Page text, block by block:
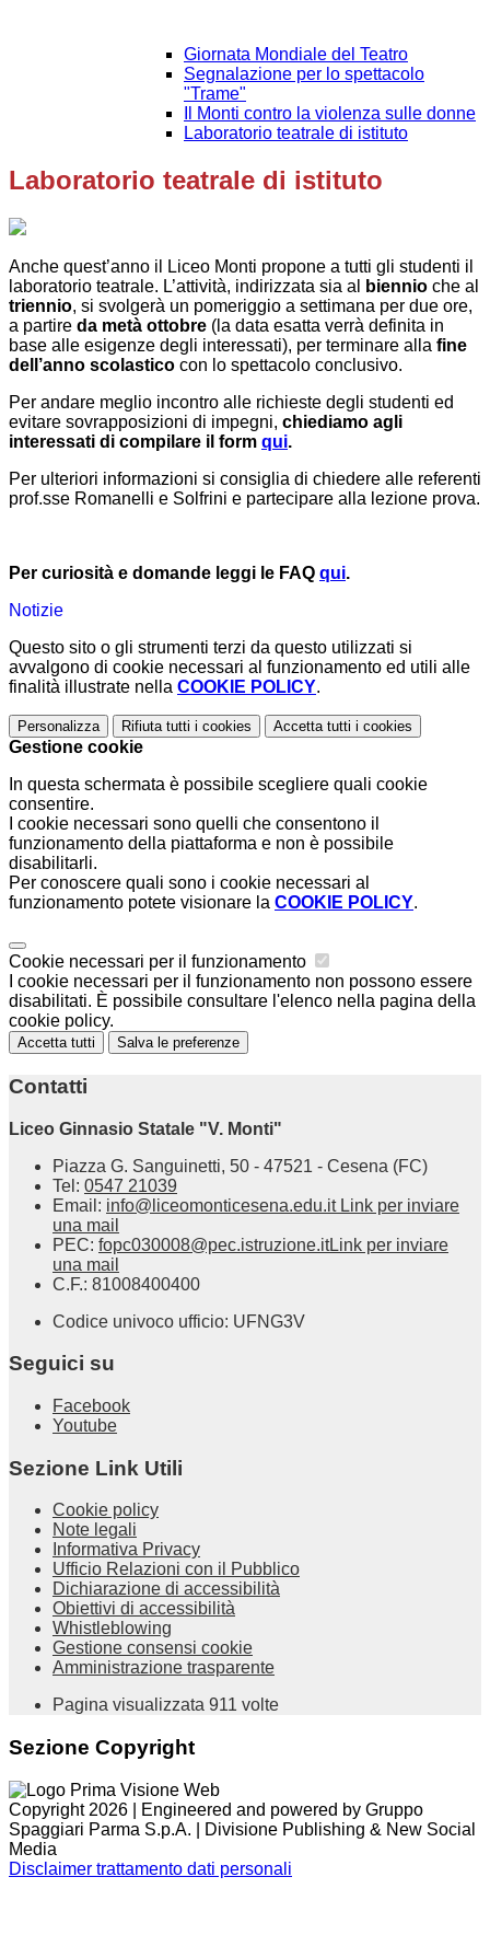
Giornata Mondiale del Teatro
Segnalazione per lo spettacolo
"Trame"
Il Monti contro la violenza sulle donne
Laboratorio teatrale di istituto
Laboratorio teatrale di istituto
Anche quest’anno il Liceo Monti propone a tutti gli studenti il
laboratorio teatrale. L’attività, indirizzata sia al
biennio che al
triennio, si svolgerà un pomeriggio a settimana per due ore,
a partire da metà ottobre (la data esatta verrà definita in
base alle esigenze degli interessati), per terminare alla fine
dell’anno scolastico con lo spettacolo conclusivo.
Per andare meglio incontro alle richieste degli studenti ed
evitare sovrapposizioni di impegni, chiediamo agli
interessati di compilare il form qui.
Per ulteriori informazioni si consiglia di chiedere alle referenti
prof.sse Romanelli e Solfrini e partecipare alla lezione prova.
Per curiosità e domande leggi le FAQ qui.
Notizie
Questo sito o gli strumenti terzi da questo utilizzati si
avvalgono di cookie necessari al funzionamento ed utili alle
finalità illustrate nella COOKIE POLICY.
Personalizza Rifiuta tutti i cookies Accetta tutti i cookies
Gestione cookie
In questa schermata è possibile scegliere quali cookie
consentire.
I cookie necessari sono quelli che consentono il
funzionamento della piattaforma e non è possibile
disabilitarli.
Per conoscere quali sono i cookie necessari al
funzionamento potete visionare la COOKIE POLICY.
Cookie necessari per il funzionamento
I cookie necessari per il funzionamento non possono essere
disabilitati. È possibile consultare l'elenco nella pagina della
cookie policy.
Accetta tutti Salva le preferenze
Contatti
Liceo Ginnasio Statale "V. Monti"
Piazza G. Sanguinetti, 50 - 47521 - Cesena (FC)
Tel: 0547 21039
Email: info@liceomonticesena.edu.it Link per inviare
una mail
PEC: fopc030008@pec.istruzione.itLink per inviare
una mail
C.F.: 81008400400
Codice univoco ufficio: UFNG3V
Seguici su
Facebook
Youtube
Sezione Link Utili
Cookie policy
Note legali
Informativa Privacy
Ufficio Relazioni con il Pubblico
Dichiarazione di accessibilità
Obiettivi di accessibilità
Whistleblowing
Gestione consensi cookie
Amministrazione trasparente
Pagina visualizzata 911 volte
Sezione Copyright
Copyright 2026 | Engineered and powered by Gruppo
Spaggiari Parma S.p.A. | Divisione Publishing & New Social
Media
Disclaimer trattamento dati personali